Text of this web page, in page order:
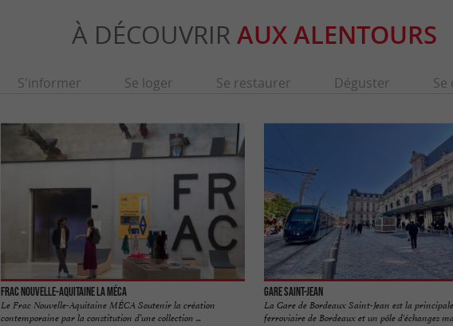
À DÉCOUVRIR AUX ALENTOURS
S'informer Se loger Se restaurer Déguster
Frac Nouvelle-Aquitaine La MÉCA
Le Frac Nouvelle-Aquitaine MÉCA Soutenir la création
contemporaine par la constitution d’une collection ...
Gare Saint-Jean
La Gare de Bordeaux Saint-Jean est la
ferroviaire de Bordeaux et un pôle d'échanges